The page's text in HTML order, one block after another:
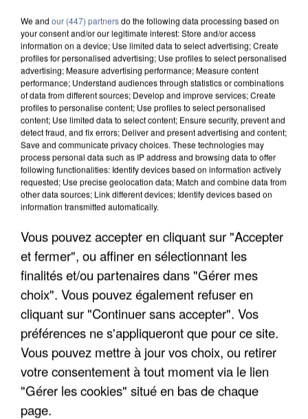
APRÈS TOUTES CES CANICULES, LES REFUGES
DE FAUNE SAUVAGE SONT...
We and our (447) partnersdo the following data processing based on
your consent and/or our legitimate interest: Store and/or access
information on a device; Use limited data to select advertising; Create
profiles for personalised advertising; Use profiles to select personalised
advertising; Measure advertising performance; Measure content
performance; Understand audiences through statistics or combinations
of data from different sources; Develop and improve services; Create
profiles to personalise content; Use profiles to select personalised
content; Use limited data to select content; Ensure security, prevent and
detect fraud, and fix errors; Deliver and present advertising and content;
Save and communicate privacy choices. These technologies may
process personal data such as IP address and browsing data to offer
following functionalities: Identify devices based on information actively
requested; Use precise geolocation data; Match and combine data from
other data sources; Link different devices; Identify devices based on
information transmitted automatically.
Vous pouvez accepter en cliquant sur "Accepter
et fermer", ou affiner en sélectionnant les
finalités et/ou partenaires dans "Gérer mes
choix". Vous pouvez également refuser en
cliquant sur "Continuer sans accepter". Vos
préférences ne s'appliqueront que pour ce site.
Vous pouvez mettre à jour vos choix, ou retirer
votre consentement à tout moment via le lien
"Gérer les cookies" situé en bas de chaque
page.